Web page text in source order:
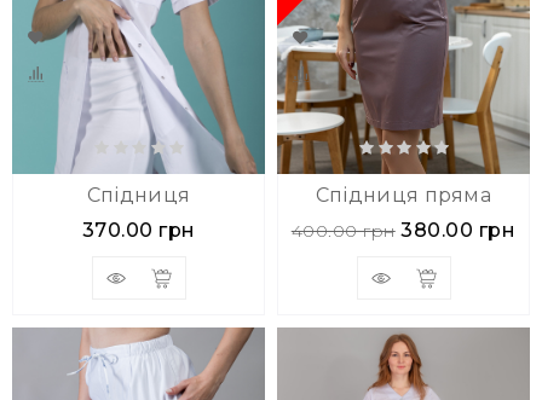
Спідниця
370.00 грн
Спідниця пряма
400.00 грн 380.00 грн